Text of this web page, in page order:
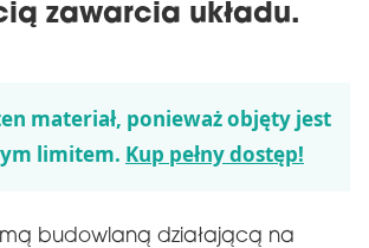
zawarcia układu.
materiał, ponieważ objęty jest
limitem. Kup pełny dostęp!
budowlaną działającą na